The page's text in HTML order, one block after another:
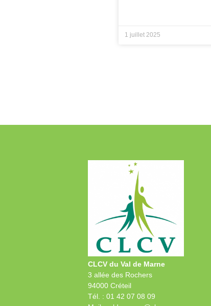
1 juillet 2025
CLCV du Val de Marne
3 allée des Rochers
94000 Créteil
Tél. : 01 42 07 08 09